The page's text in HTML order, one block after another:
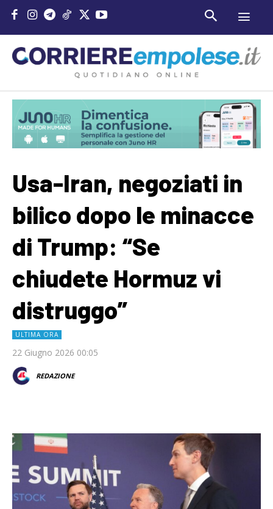
Usa-Iran, negoziati in
bilico dopo le minacce
di Trump: “Se
chiudete Hormuz vi
distruggo”
ULTIMA ORA
22 Giugno 2026 00:05
REDAZIONE